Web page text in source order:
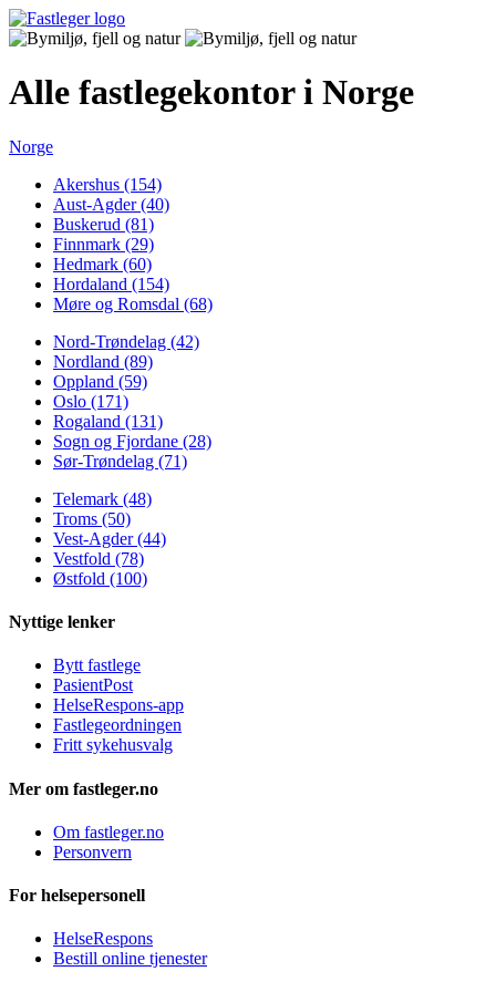
Alle fastlegekontor i Norge
Norge
Akershus (154)
Aust-Agder (40)
Buskerud (81)
Finnmark (29)
Hedmark (60)
Hordaland (154)
Møre og Romsdal (68)
Nord-Trøndelag (42)
Nordland (89)
Oppland (59)
Oslo (171)
Rogaland (131)
Sogn og Fjordane (28)
Sør-Trøndelag (71)
Telemark (48)
Troms (50)
Vest-Agder (44)
Vestfold (78)
Østfold (100)
Nyttige lenker
Bytt fastlege
PasientPost
HelseRespons-app
Fastlegeordningen
Fritt sykehusvalg
Mer om fastleger.no
Om fastleger.no
Personvern
For helsepersonell
HelseRespons
Bestill online tjenester